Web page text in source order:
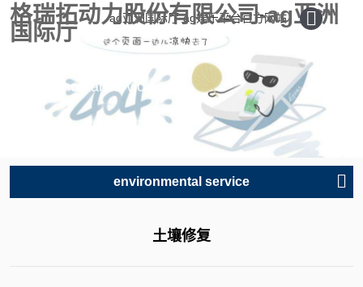
格瑞拓动力股份有限公司-ag亚洲
国际厅
ag亚洲国际厅-ag娱乐平台官方网站
environmental service
environmental service
土壤修复